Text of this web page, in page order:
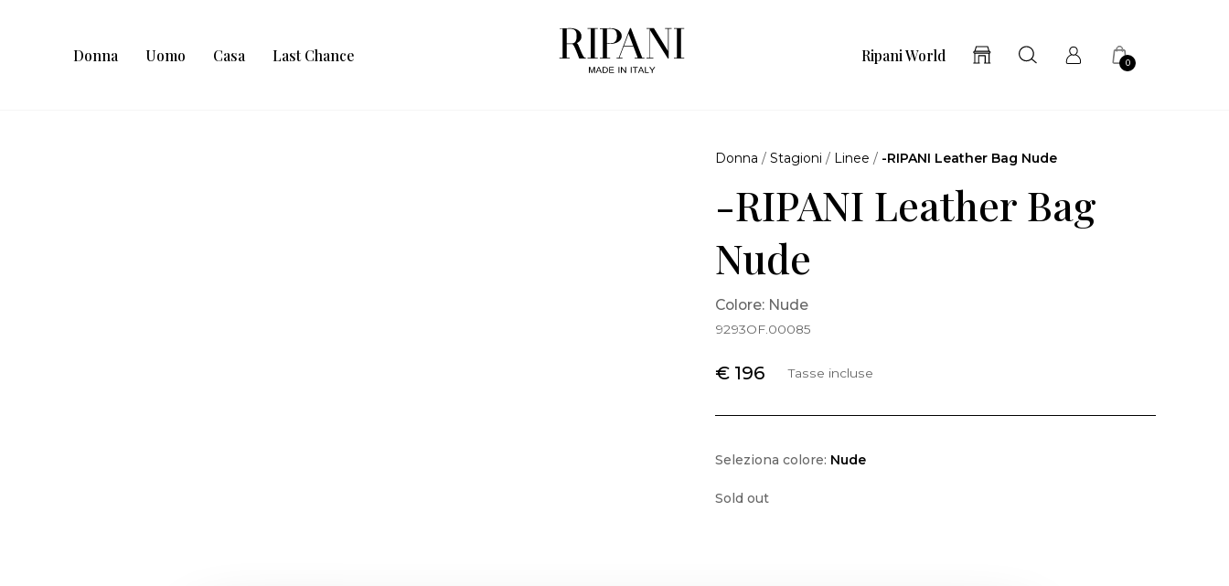
Donna Uomo Casa Last Chance Ripani World 0
Donna /Stagioni / Linee / -RIPANI Leather Bag Nude
-RIPANI Leather Bag
Nude
Colore: Nude
9293OF.00085
€ 196 Tasse incluse
Seleziona colore: Nude
Sold out